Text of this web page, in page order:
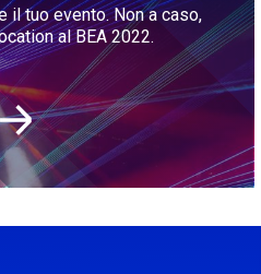
il tuo evento. Non a caso,
al BEA 2022.